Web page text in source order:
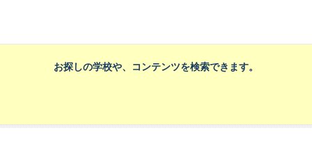
お探しの学校や、コンテンツを検索できます。